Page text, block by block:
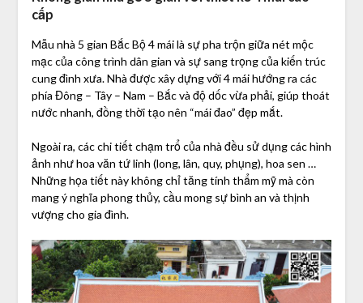
cấp
Mẫu nhà 5 gian Bắc Bộ 4 mái là sự pha trộn giữa nét mộc
mạc của công trình dân gian và sự sang trọng của kiến trúc
cung đình xưa. Nhà được xây dựng với 4 mái hướng ra các
phía Đông – Tây – Nam – Bắc và độ dốc vừa phải, giúp thoát
nước nhanh, đồng thời tạo nên “mái đao” đẹp mắt.
Ngoài ra, các chi tiết chạm trổ của nhà đều sử dụng các hình
ảnh như hoa văn tứ linh (long, lân, quy, phụng), hoa sen …
Những họa tiết này không chỉ tăng tính thẩm mỹ mà còn
mang ý nghĩa phong thủy, cầu mong sự bình an và thịnh
vượng cho gia đình.